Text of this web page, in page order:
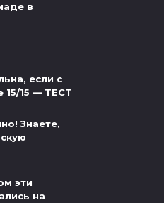
в
если с
15/15 — ТЕСТ
Знаете,
эти
на